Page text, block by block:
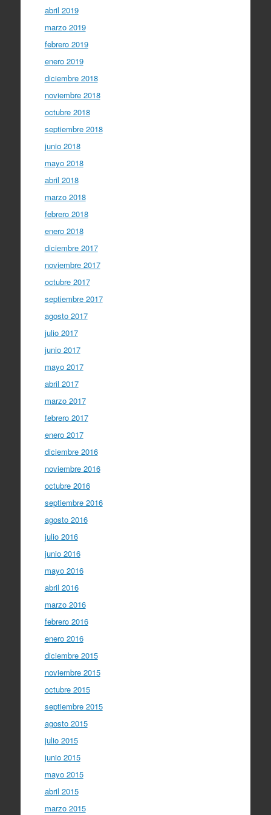
abril 2019
marzo 2019
febrero 2019
enero 2019
diciembre 2018
noviembre 2018
octubre 2018
septiembre 2018
junio 2018
mayo 2018
abril 2018
marzo 2018
febrero 2018
enero 2018
diciembre 2017
noviembre 2017
octubre 2017
septiembre 2017
agosto 2017
julio 2017
junio 2017
mayo 2017
abril 2017
marzo 2017
febrero 2017
enero 2017
diciembre 2016
noviembre 2016
octubre 2016
septiembre 2016
agosto 2016
julio 2016
junio 2016
mayo 2016
abril 2016
marzo 2016
febrero 2016
enero 2016
diciembre 2015
noviembre 2015
octubre 2015
septiembre 2015
agosto 2015
julio 2015
junio 2015
mayo 2015
abril 2015
marzo 2015